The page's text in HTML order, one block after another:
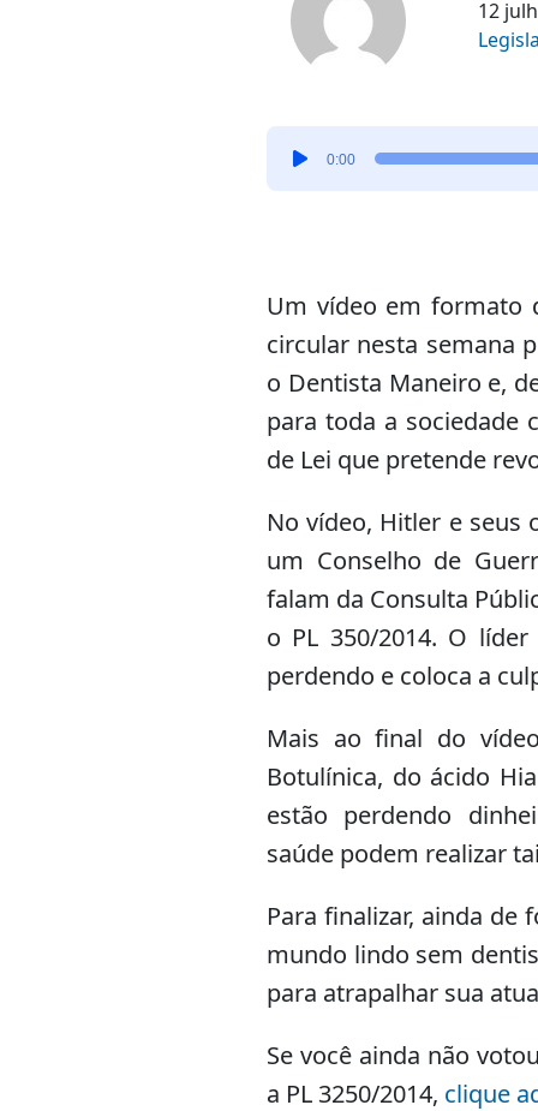
12
0:00
Um vídeo em formato
circular nesta semana
o Dentista Maneiro e,
para toda a sociedade
de Lei que pretende
No vídeo, Hitler e seus
um Conselho de
falam da Consulta
o PL 350/2014. O
perdendo e coloca a
Mais ao final do
Botulínica, do ácido
estão perdendo
saúde podem realizar
Para finalizar, ainda de
mundo lindo sem
para atrapalhar sua
Se você ainda não
a PL 3250/2014, clique